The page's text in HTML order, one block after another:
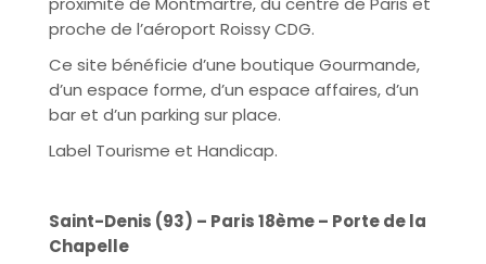
proche de l’aéroport Roissy CDG.
Ce site bénéficie d’une boutique Gourmande,
d’un espace forme, d’un espace affaires, d’un
bar et d’un parking sur place.
Label Tourisme et Handicap.
Saint-Denis (93) – Paris 18ème – Porte de la
Chapelle